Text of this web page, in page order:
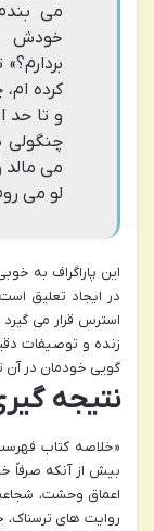
می
خودش
کرده
و تا حد
چنگولی
می مالد
لو می
این پاراگراف به
در ایجاد تعلیق
استرس قرار می
زنده و توصیفات
گویی خودمان در
نتیجه
«خلاصه کتاب
بیش از آنکه صرفاً
اعماق وحشت،
روایت های ترسناک،